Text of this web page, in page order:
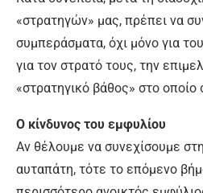
«στρατηγών» μας, πρέπει να
συμπεράσματα, όχι μόνο για
για τον στρατό τους, την
«στρατηγικό βάθος» στο οποίο
Ο κίνδυνος του εμφυλίου
Αν θέλουμε να συνεχίσουμε
αυταπάτη, τότε το επόμενο